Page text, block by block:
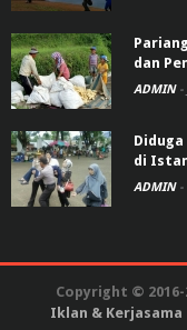
dan
ADMIN -
di
ADMIN -
Copyright © 2016-
Iklan & Kerjasama